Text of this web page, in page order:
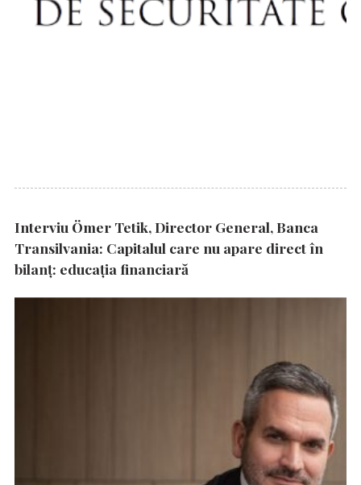
Interviu Ömer Tetik, Director General, Banca
Transilvania: Capitalul care nu apare direct în
bilanț: educația financiară